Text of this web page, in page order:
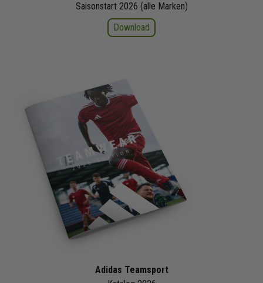
Saisonstart 2026 (alle Marken)
Download
Adidas Teamsport